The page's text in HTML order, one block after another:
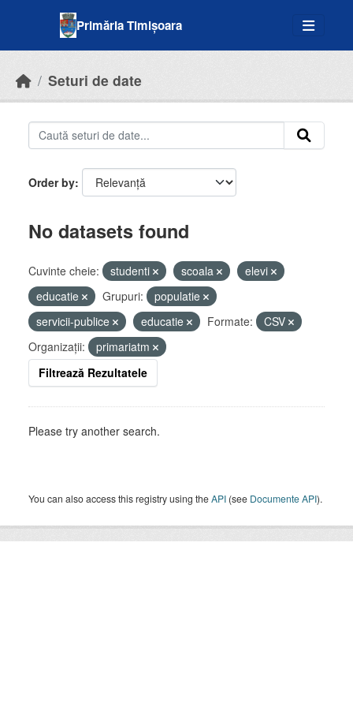
Primăria Timișoara
Seturi de date
Order by
No datasets found
Cuvinte cheie: studenti scoala
elevi
educatie
Grupuri:
populatie
servicii-publice
educatie Formate:
CSV
Organizații:
primariatm
Filtrează Rezultatele
Please try another search.
You can also access this registry using theAPI (see Documente API).